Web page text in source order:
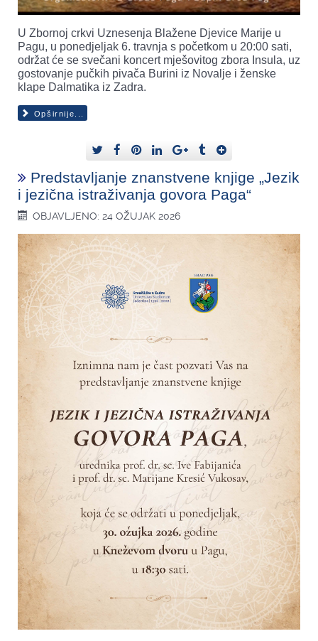
U Zbornoj crkvi Uznesenja Blažene Djevice Marije u
Pagu, u ponedjeljak 6. travnja s početkom u 20:00 sati,
održat će se svečani koncert mješovitog zbora Insula, uz
gostovanje pučkih pivača Burini iz Novalje i ženske
klape Dalmatika iz Zadra.
Opširnije...
Predstavljanje znanstvene knjige „Jezik
i jezična istraživanja govora Paga“
OBJAVLJENO: 24 OŽUJAK 2026